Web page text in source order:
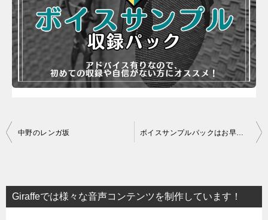
投
ビ
ゲ
中野のレンガ坂 ボイスサンプルパックはお早めに…！
Giraffeでは様々な音声コンテンツを制作しています！